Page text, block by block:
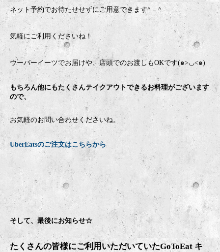
ネット予約でお待たせせずにご用意できます^ – ^
気軽にご利用くださいね！
ウーバーイーツでお届けや、店頭でのお渡しもOKです(๑>◡<๑)
もちろん他にもたくさんテイクアウトできるお料理がございます
ので、
お気軽のお問い合わせくださいね。
UberEatsのご注文はこちらから
そして、最後にお知らせ☆
たくさんの皆様にご利用いただいていたGoToEat キ